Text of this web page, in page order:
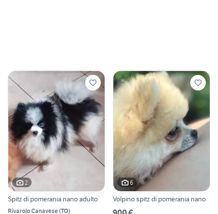
2
Spitz di pomerania nano adulto
Rivarolo Canavese(TO)
6
Volpino spitz di pomerania nano